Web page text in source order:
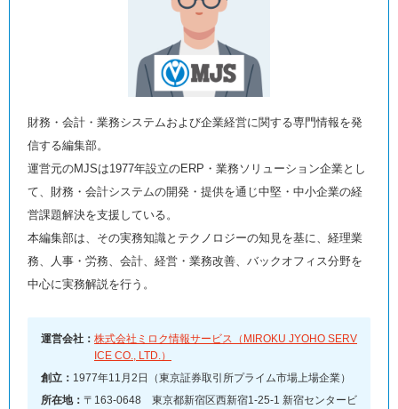
財務・会計・業務システムおよび企業経営に関する専門情報を発
信する編集部。
運営元のMJSは1977年設立のERP・業務ソリューション企業とし
て、財務・会計システムの開発・提供を通じ中堅・中小企業の経
営課題解決を支援している。
本編集部は、その実務知識とテクノロジーの知見を基に、経理業
務、人事・労務、会計、経営・業務改善、バックオフィス分野を
中心に実務解説を行う。
運営会社： 株式会社ミロク情報サービス（MIROKU JYOHO SERV
ICE CO., LTD.）
創立： 1977年11月2日（東京証券取引所プライム市場上場企業）
所在地： 〒163-0648 東京都新宿区西新宿1-25-1 新宿センタービ